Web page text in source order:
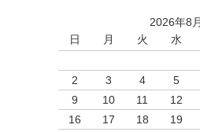
2026年8月
日
月 火 水
2
3 4 5
9
10 11 12
16
17 18 19